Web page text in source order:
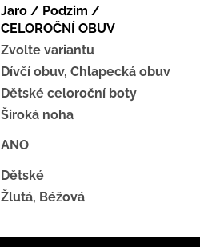
Jaro / Podzim /
CELOROČNÍ OBUV
Zvolte variantu
Dívčí obuv, Chlapecká obuv
Dětské celoroční boty
Široká noha
ANO
Dětské
Žlutá, Béžová